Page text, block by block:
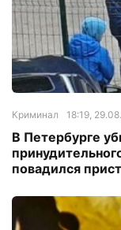
Криминал 18:19,
В Петербурге
повадился